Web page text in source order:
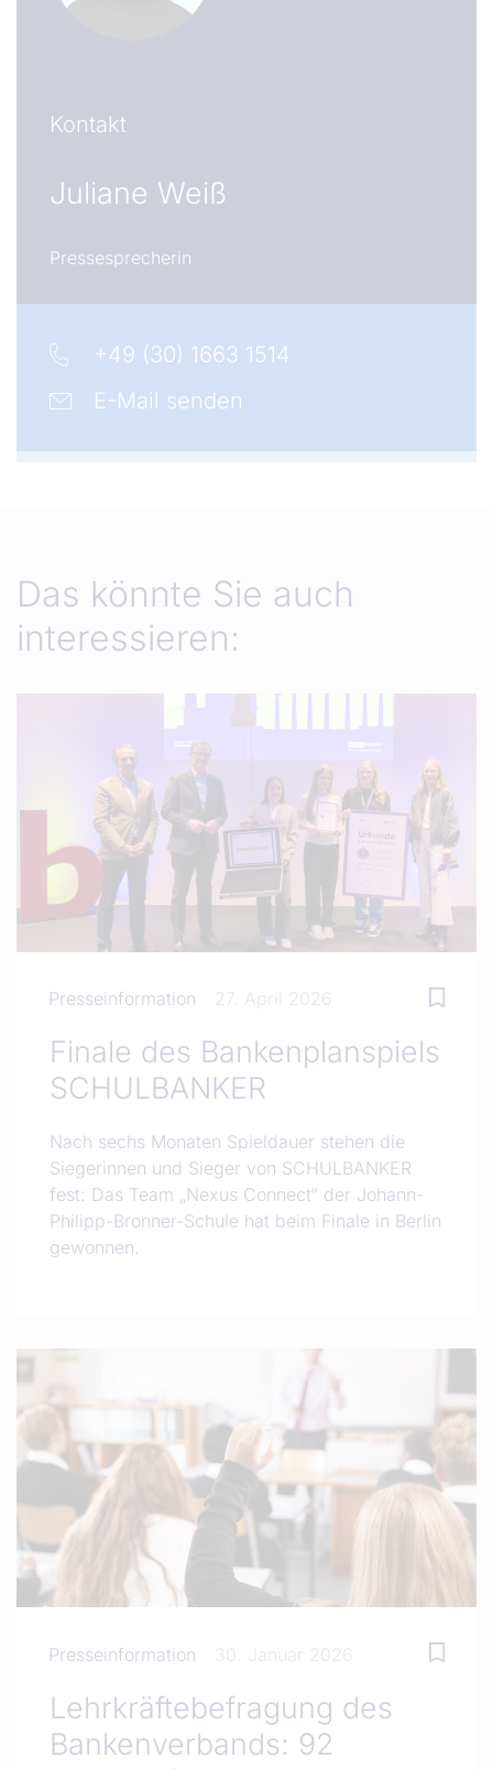
Kontakt
Juliane Weiß
Pressesprecherin
+49 (30) 1663 1514
E-Mail senden
Das könnte Sie auch
interessieren:
Presseinformation 27. April 2026
Finale des Bankenplanspiels
SCHULBANKER
Nach sechs Monaten Spieldauer stehen die
Siegerinnen und Sieger von SCHULBANKER
fest: Das Team „Nexus Connect“ der Johann-
Philipp-Bronner-Schule hat beim Finale in Berlin
gewonnen.
Presseinformation 30. Januar 2026
Lehrkräftebefragung des
Bankenverbands: 92